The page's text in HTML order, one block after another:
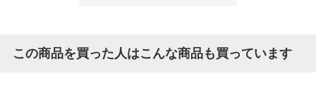
この商品を買った人はこんな商品も買っています